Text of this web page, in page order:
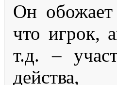
Он обожает
что игрок,
т.д. –
действа,